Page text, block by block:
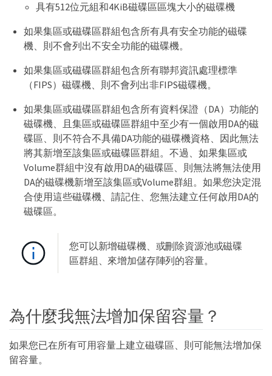
具有512位元組和4KiB磁碟區區塊大小的磁碟機
如果集區或磁碟區群組包含所有具有安全功能的磁碟
機、則不會列出不安全功能的磁碟機。
如果集區或磁碟區群組包含所有聯邦資訊處理標準
（FIPS）磁碟機、則不會列出非FIPS磁碟機。
如果集區或磁碟區群組包含所有資料保證（DA）功能的
磁碟機、且集區或磁碟區群組中至少有一個啟用DA的磁
碟區、則不符合不具備DA功能的磁碟機資格、因此無法
將其新增至該集區或磁碟區群組。不過、如果集區或
Volume群組中沒有啟用DA的磁碟區、則無法將無法使用
DA的磁碟機新增至該集區或Volume群組。如果您決定混
合使用這些磁碟機、請記住、您無法建立任何啟用DA的
磁碟區。
您可以新增磁碟機、或刪除資源池或磁碟
區群組、來增加儲存陣列的容量。
為什麼我無法增加保留容量？
如果您已在所有可用容量上建立磁碟區、則可能無法增加保
留容量。